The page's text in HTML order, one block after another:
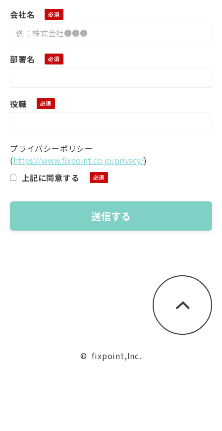
会社名
部署名
役職
プライバシーポリシー
(https://www.fixpoint.co.jp/privacy/)
上記に同意する
©  fixpoint,Inc.